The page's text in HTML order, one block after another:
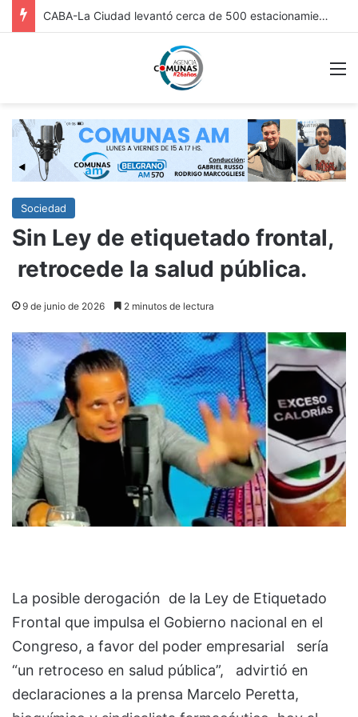
FRICC 2026: EN ITUZAINGÓ ESTÁ ABIERTA LA INSCRIPCIÓN A LAS RONDAS DE VINCULACIÓN PARA ARTESANOS, ARTISTAS Y EMPRENDEDORES CULTURALES
Sociedad
Sin Ley de etiquetado frontal,
retrocede la salud pública.
9 de junio de 2026 2 minutos de lectura
La posible derogación de la Ley de Etiquetado
Frontal que impulsa el Gobierno nacional en el
Congreso, a favor del poder empresarial sería
“un retroceso en salud pública”, advirtió en
declaraciones a la prensa Marcelo Peretta,